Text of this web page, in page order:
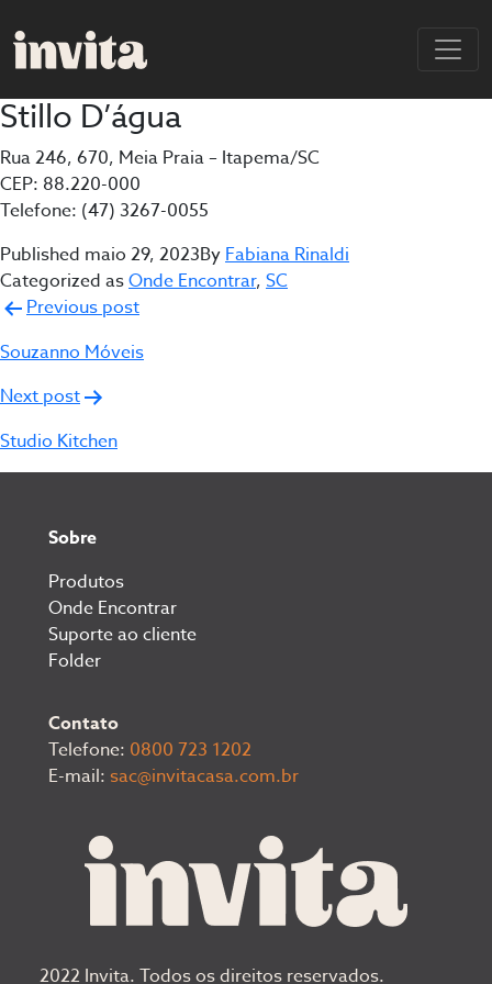
Stillo D’água
Rua 246, 670, Meia Praia – Itapema/SC
CEP: 88.220-000
Telefone: (47) 3267-0055
Published maio 29, 2023ByFabiana Rinaldi
Categorized asOnde Encontrar, SC
Navegação
de
Previous post
Souzanno Móveis
Next post
Studio Kitchen
Sobre
Produtos
Onde Encontrar
Suporte ao cliente
Folder
Contato
Telefone: 0800 723 1202
E-mail: sac@invitacasa.com.br
2022 Invita. Todos os direitos reservados.